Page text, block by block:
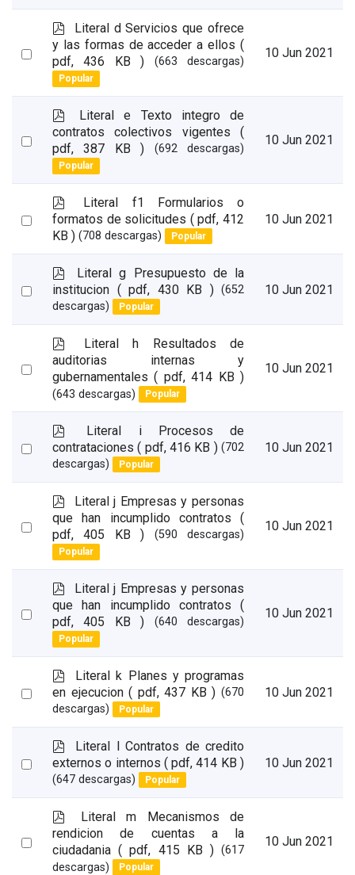
Select
item
p
d
f
Literal d Servicios que ofrece
y las formas de acceder a ellos (
pdf, 436 KB )
(663 descargas)
Popular
10 Jun 2021
Select
item
p
d
Literal e Texto integro de
contratos colectivos vigentes
(
pdf, 387 KB )
(692 descargas)
Popular
10 Jun 2021
Select
p
d
f
Literal f1 Formularios o
formatos de solicitudes ( pdf, 412
KB ) (708 descargas) Popular
10 Jun 2021
Select
p
d
f
Literal g Presupuesto de la
institucion ( pdf, 430 KB ) (652
descargas)
Popular
10 Jun 2021
Select
item
p
d
f
Literal h Resultados de
auditorias internas y
gubernamentales ( pdf, 414 KB )
(643 descargas) Popular
10 Jun 2021
Select
p
d
f
Literal i Procesos de
contrataciones ( pdf, 416 KB ) (702
descargas)
Popular
10 Jun 2021
Select
item
p
d
f
Literal j Empresas y personas
que han incumplido contratos
(
pdf, 405 KB )
(590 descargas)
Popular
10 Jun 2021
Select
item
p
d
f
Literal j Empresas y personas
que han incumplido contratos
(
pdf, 405 KB )
(640 descargas)
Popular
10 Jun 2021
Select
p
d
f
Literal k Planes y programas
en ejecucion ( pdf, 437 KB ) (670
descargas)
Popular
10 Jun 2021
Select
p
d
f
Literal l Contratos de credito
externos o internos ( pdf, 414 KB )
(647 descargas) Popular
10 Jun 2021
Select
p
d
f
Literal m Mecanismos de
rendicion de cuentas a la
ciudadania ( pdf, 415 KB ) (617
descargas)
Popular
10 Jun 2021